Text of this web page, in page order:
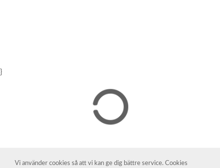
}
Vi använder cookies så att vi kan ge dig bättre service. Cookies